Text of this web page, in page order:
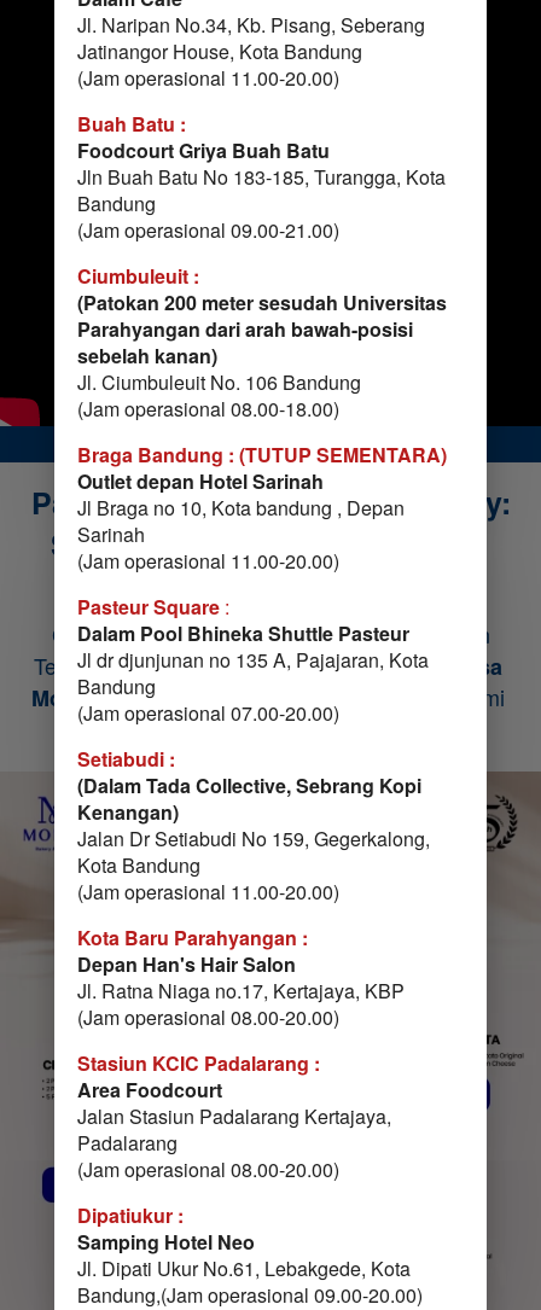
Semua Best Seller dalam Satu
CUMA KALI INI! Dapatkan Semua Kelezatan
Terbaik Momis Bakery dalam Paket Cerita Rasa
Momis! Ragam Produk
Bakery Kami
Siap Manjakan Lidahmu! Limited Edition!
Jl. Naripan No.34, Kb. Pisang, Seberang
Jatinangor House, Kota Bandung
(Jam operasional 11.00-20.00)
Buah Batu :
Foodcourt Griya Buah Batu
Jln Buah Batu No 183-185, Turangga, Kota
Bandung
(Jam operasional 09.00-21.00)
Ciumbuleuit :
(Patokan 200 meter sesudah Universitas
Parahyangan dari arah bawah-posisi
sebelah kanan)
Jl. Ciumbuleuit No. 106 Bandung
(Jam operasional 08.00-18.00)
Braga Bandung : (TUTUP SEMENTARA)
Outlet depan Hotel Sarinah
Jl Braga no 10, Kota bandung , Depan
Sarinah
(Jam operasional 11.00-20.00)
Pasteur Square :
Dalam Pool Bhineka Shuttle Pasteur
Jl dr djunjunan no 135 A, Pajajaran, Kota
Bandung
(Jam operasional 07.00-20.00)
Setiabudi :
(Dalam Tada Collective, Sebrang Kopi
Kenangan)
Jalan Dr Setiabudi No 159, Gegerkalong,
Kota Bandung
(Jam operasional 11.00-20.00)
Kota Baru Parahyangan :
Depan Han's Hair Salon
Jl. Ratna Niaga no.17, Kertajaya, KBP
(Jam operasional 08.00-20.00)
Stasiun KCIC Padalarang :
Area Foodcourt
Jalan Stasiun Padalarang Kertajaya,
Padalarang
(Jam operasional 08.00-20.00)
Dipatiukur :
Samping Hotel Neo
Jl. Dipati Ukur No.61, Lebakgede, Kota
Bandung,(Jam operasional 09.00-20.00)